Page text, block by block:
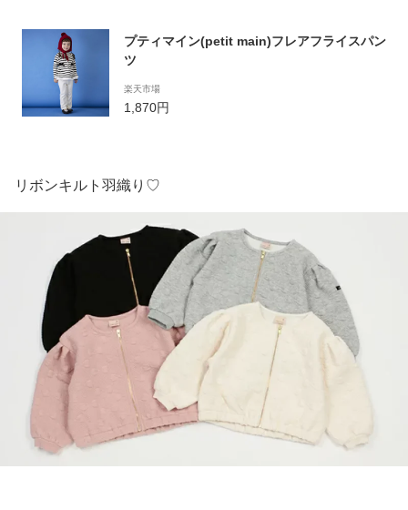
プティマイン(petit main)フレアフライスパン
ツ
楽天市場
1,870円
リボンキルト羽織り♡